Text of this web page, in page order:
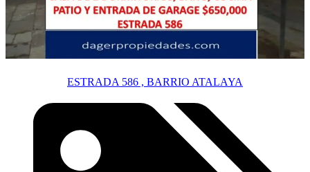
ESTRADA 586 , BARRIO ATALAYA